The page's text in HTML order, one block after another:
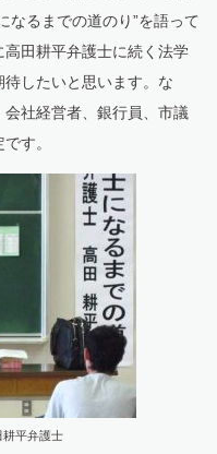
なるまでの道のり”を語って
田耕平弁護士に続く法学
したいと思います。な
社経営者、銀行員、市議
す。
平弁護士